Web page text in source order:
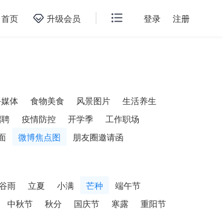
首页 升级会员 登录 注册
体 食物美食 风景图片
生活养生
疫情防控 开学季
工作职场
微博焦点图
朋友圈邀请函
雨 立夏 小满 芒种
端午节
中秋节 秋分 国庆节 寒露
重阳节